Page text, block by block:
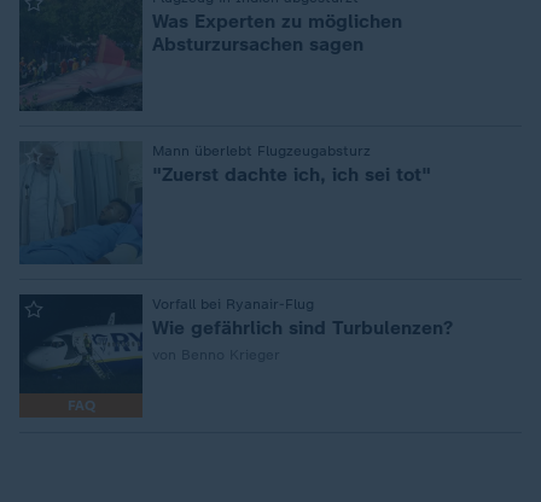
Was Experten zu möglichen
Absturzursachen sagen
Mann überlebt Flugzeugabsturz
"Zuerst dachte ich, ich sei tot"
FAQ
Vorfall bei Ryanair-Flug
Wie gefährlich sind Turbulenzen?